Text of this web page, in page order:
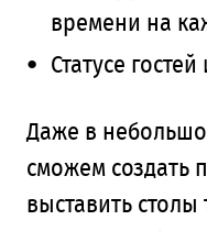
времени на
Статусе
Даже в
сможем создать
выставить